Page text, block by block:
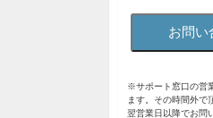
お問い
※サポート窓口の営
ます。その時間外で
翌営業日以降でお問